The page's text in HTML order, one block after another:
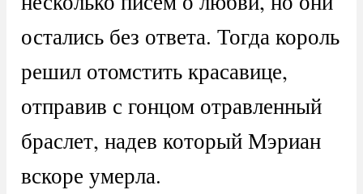
остались без ответа. Тогда король
решил отомстить красавице,
отправив с гонцом отравленный
браслет, надев который Мэриан
вскоре умерла.